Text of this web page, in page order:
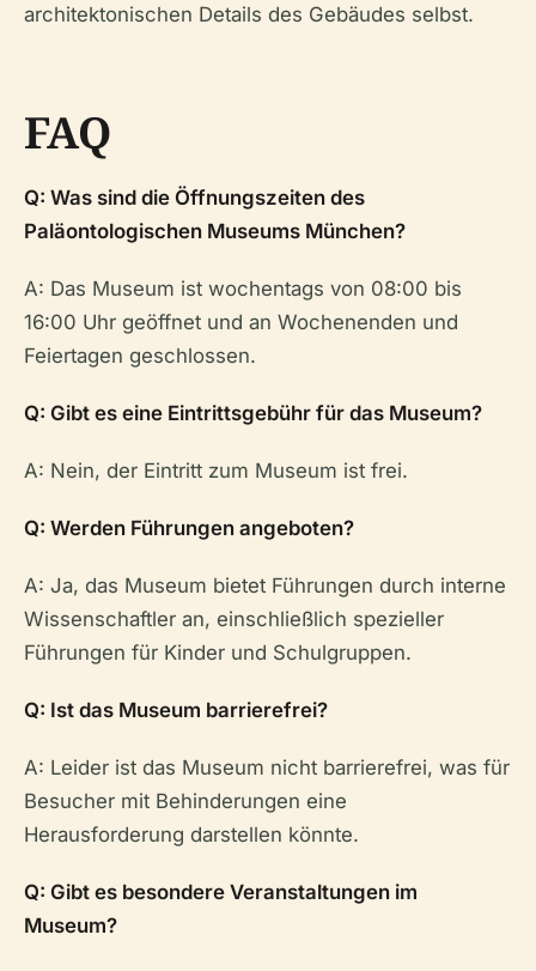
architektonischen Details des Gebäudes selbst.
FAQ
Q: Was sind die Öffnungszeiten des
Paläontologischen Museums München?
A: Das Museum ist wochentags von 08:00 bis
16:00 Uhr geöffnet und an Wochenenden und
Feiertagen geschlossen.
Q: Gibt es eine Eintrittsgebühr für das Museum?
A: Nein, der Eintritt zum Museum ist frei.
Q: Werden Führungen angeboten?
A: Ja, das Museum bietet Führungen durch interne
Wissenschaftler an, einschließlich spezieller
Führungen für Kinder und Schulgruppen.
Q: Ist das Museum barrierefrei?
A: Leider ist das Museum nicht barrierefrei, was für
Besucher mit Behinderungen eine
Herausforderung darstellen könnte.
Q: Gibt es besondere Veranstaltungen im
Museum?